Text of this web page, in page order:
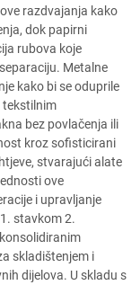
razdvajanja kako
dok papirni
rubova koje
Metalne
kako bi se oduprile
tekstilnim
bez povlačenja ili
kroz sofisticirani
stvarajući alate
ove
i upravljanje
stavkom 2.
skladištenjem i
dijelova. U skladu s